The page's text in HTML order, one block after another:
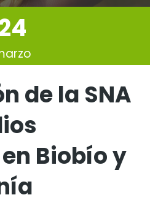
de la SNA
Biobío y